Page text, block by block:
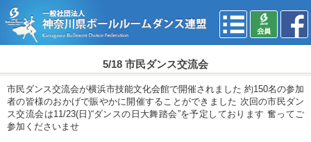
5/18 市民ダンス交流会
市民ダンス交流会が横浜市技能文化会館で開催されました 約150名の参加
者の皆様のおかげで賑やかに開催することができました 次回の市民ダン
ス交流会は11/23(日)“ダンスの日大舞踏会”を予定しております 奮ってご
参加くださいませ